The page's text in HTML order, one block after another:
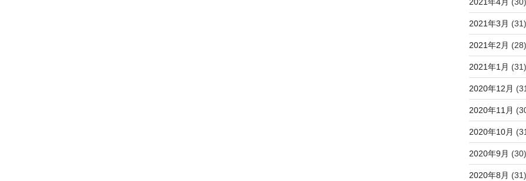
2021年3月 (31)
2021年2月 (28)
2021年1月 (31)
2020年12月
2020年11月
2020年10月
2020年9月 (30)
2020年8月 (31)